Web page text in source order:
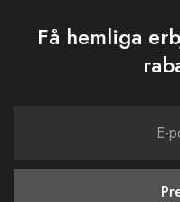
Få hemliga